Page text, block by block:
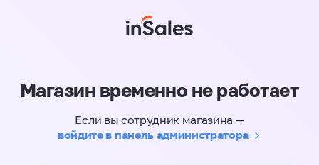
Магазин временно не работает
Если вы сотрудник магазина —
войдите в панель администратора